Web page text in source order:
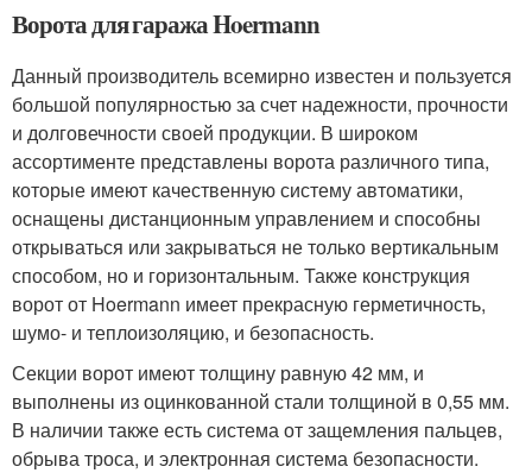
Ворота для гаража Hoermann
Данный производитель всемирно известен и пользуется
большой популярностью за счет надежности, прочности
и долговечности своей продукции. В широком
ассортименте представлены ворота различного типа,
которые имеют качественную систему автоматики,
оснащены дистанционным управлением и способны
открываться или закрываться не только вертикальным
способом, но и горизонтальным. Также конструкция
ворот от Hoermann имеет прекрасную герметичность,
шумо- и теплоизоляцию, и безопасность.
Секции ворот имеют толщину равную 42 мм, и
выполнены из оцинкованной стали толщиной в 0,55 мм.
В наличии также есть система от защемления пальцев,
обрыва троса, и электронная система безопасности.